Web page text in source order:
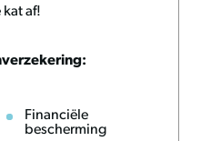
zijden gebruikt, dan kun
kat graag komt om het
kat af!
Financiële
bescherming